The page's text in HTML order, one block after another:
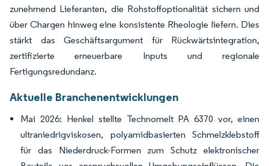
zunehmend Lieferanten, die Rohstoffoptionalität sichern und
über Chargen hinweg eine konsistente Rheologie liefern. Dies
stärkt das Geschäftsargument für Rückwärtsintegration,
zertifizierte erneuerbare Inputs und regionale
Fertigungsredundanz.
Aktuelle Branchenentwicklungen
Mai 2026: Henkel stellte Technomelt PA 6370 vor, einen
ultraniedrigviskosen, polyamidbasierten Schmelzklebstoff
für das Niederdruck-Formen zum Schutz elektronischer